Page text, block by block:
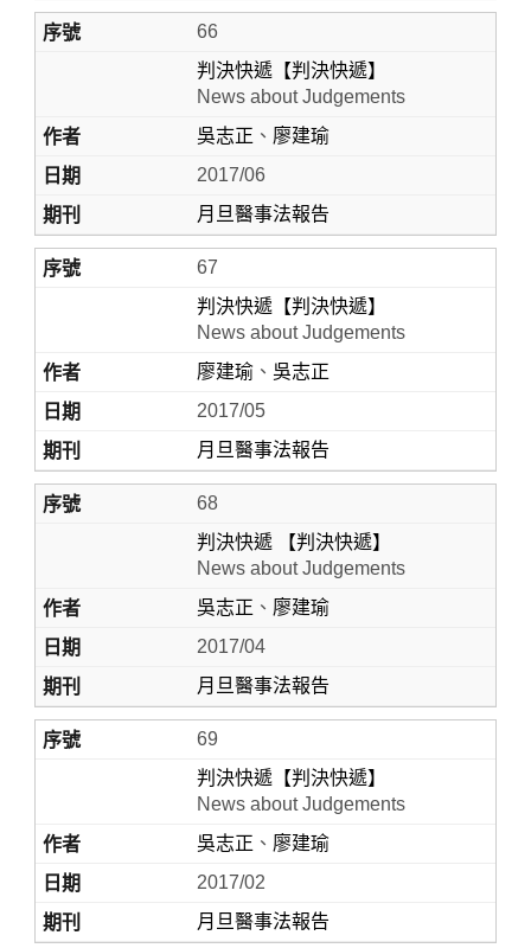
66
判決快遞【判決快遞】
News about Judgements
吳志正 、 廖建瑜
2017/06
月旦醫事法報告
67
判決快遞【判決快遞】
News about Judgements
廖建瑜、 吳志正
2017/05
月旦醫事法報告
68
判決快遞 【判決快遞】
News about Judgements
吳志正 、 廖建瑜
2017/04
月旦醫事法報告
69
判決快遞【判決快遞】
News about Judgements
吳志正 、 廖建瑜
2017/02
月旦醫事法報告